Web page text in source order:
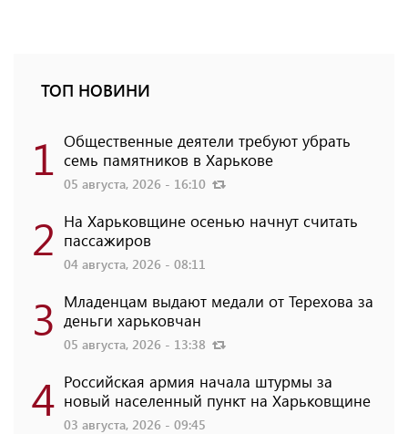
ТОП НОВИНИ
1 Общественные деятели требуют убрать
семь памятников в Харькове
05 августа, 2026 - 16:10
2 На Харьковщине осенью начнут считать
пассажиров
04 августа, 2026 - 08:11
3 Младенцам выдают медали от Терехова за
деньги харьковчан
05 августа, 2026 - 13:38
4 Российская армия начала штурмы за
новый населенный пункт на Харьковщине
03 августа, 2026 - 09:45